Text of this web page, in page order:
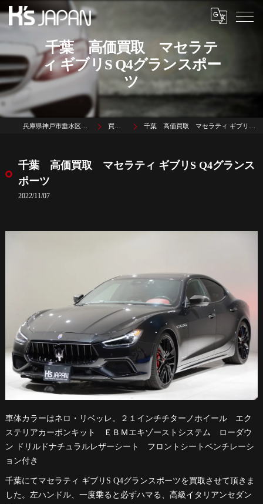
千葉 高価買取 マセラテ
ィ ギブリS Q4グランスポー
ツ
買取実績 千葉 高価買取 マセラティ ギブリS Q4グランスポーツ
千葉 高価買取 マセラティ ギブリS Q4グランス
ポーツ
2022/11/07
車体カラーはネロ・リベッレ。２１インチチターノホイール エク
ステリアカーボンキット ＥＢＭエキゾーストシステム ローダウ
ン ドリルドナチュラルレザーシート フロントシートベンチレーシ
ョン付き
千葉にてマセラティ ギブリS Q4グランスポーツを買取させて頂きま
した。左ハンドル、一度乗ると必ずハマる、高級イタリアンセダン